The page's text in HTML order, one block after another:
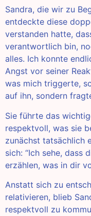
Sandra, die wir zu
entdeckte diese
verstanden hatte,
verantwortlich bin,
alles. Ich konnte
Angst vor seiner
was mich triggerte,
auf ihn, sondern
Sie führte das
respektvoll, was sie
zunächst tatsächlich
sich: “Ich sehe, dass
erzählen, was in dir
Anstatt sich zu
relativieren, blieb
respektvoll zu